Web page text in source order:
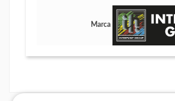
Marca